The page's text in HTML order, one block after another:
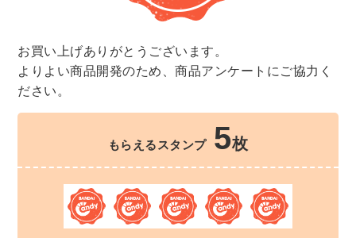
お買い上げありがとうございます。
よりよい商品開発のため、商品アンケートにご協力く
ださい。
もらえるスタンプ 5枚